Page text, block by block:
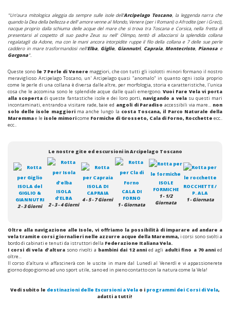
"Un'aura mitologica aleggia da sempre sulle isole dell'Arcipelago Toscano, la leggenda narra che
quando la Dea della bellezza e dell' amore venne al Mondo, Venere (per i Romani) o Afrodite (per i Greci),
nacque proprio dalla schiuma delle acque del mare che si trova tra Toscana e Corsica, nella fretta di
presentarsi al cospetto di suo padre Zeus su nell' Olimpo, tentò di allacciarsi la splendida collana
regalatagli da Adone, ma con le mani ancora intorpidite ruppe il filo della collana e 7 delle sue perle
caddero in mare trasformandosi nell'Elba, Giglio, Giannutri, Capraia,Montecristo,Pianosa e
Gorgona".
Queste sono le 7 Perle di Venere maggiori, che con tutti gli isolotti minori formano il nostro
meraviglioso Arcipelago Toscano, un' Arcipelago quasi "anomalo" in quanto ogni isola proprio
come le perle di una collana è diversa dalle altre, per morfologia, storia e caratteristiche, l'unica
cosa che le accomina sono le splendide acque dalle quali emergono. Vuoi Fare Vela vi porta
alla scoperta di queste fantastiche isole e dei loro porti, navigando a velasu questi mari
incontaminati, entrando a visitare rade, baie ed angoli di Paradiso accessibili via mare... non
solo delle isole maggiorima anche lungo la costa Toscana, il Parco Naturale della
Maremmae le isole mimoricome Formiche di Grosseto, Cala di Forno, Rocchette ecc..
ecc..
Le nostre gite ed escursioni in Arcipelago Toscano
ISOLA del
GIGLIO &
GIANNUTRI
2 - 3 Giorni
ISOLA
d'ELBA
2 - 3 - 4 Giorni
ISOLA DI
CAPRAIA
4 - 5 - 7 Giorni
CALA DI
FORNO
1 - Giornata
ISOLE
FORMICHE
1 - 1/2
Giornata
ROCCHETTE /
P. ALA
1 - Giornata
Oltre alla navigazione alle Isole, vi offriamo la possibilità di imparare ad andare a
vela tramite corsi giornalieri nelle azzurre acque della Maremma,i corsi sono svolti a
bordo di cabinati e tenuti da istruttori della Federazione Italiana Vela.
I corsi di vela d'alturasono rivolti a bambini dai 12 annied agli adulti fino a 70 annied
oltre...
Il corso d'altura vi affascinerà con le uscite in mare dal Lunedì al Venerdì e vi appassionerete
giorno dopo giorno ad uno sport utile, sano ed in pieno contatto con la natura come la Vela!
Vedi subito le destinazioni delle Escursioni a Vela o i programmi dei Corsi di Vela,
adatti a tutti!